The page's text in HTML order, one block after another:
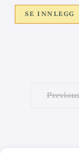
SE INNLEGG
Previous